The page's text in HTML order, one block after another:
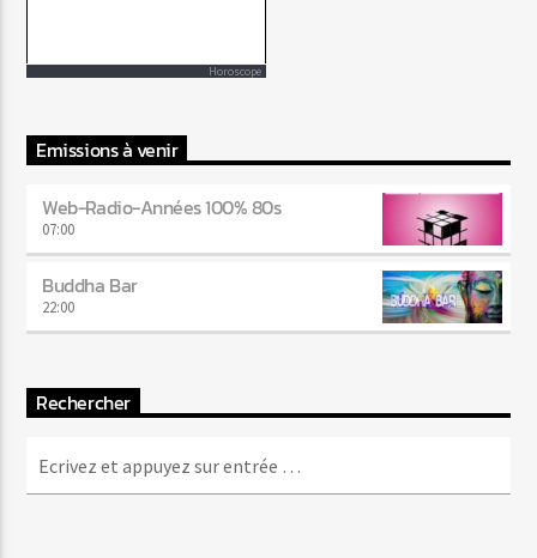
Horoscope
Emissions à venir
Web-Radio-Années 100% 80s
07:00
Buddha Bar
22:00
Rechercher